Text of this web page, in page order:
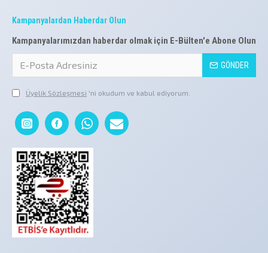
Kampanyalardan Haberdar Olun
Kampanyalarımızdan haberdar olmak için E-Bülten'e Abone Olun
GÖNDER
Üyelik Sözleşmesi 'ni okudum ve kabul ediyorum.